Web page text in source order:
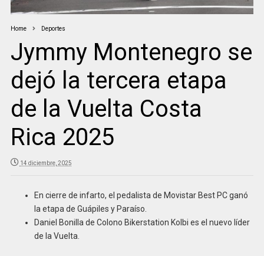
Home Deportes
Jymmy Montenegro se
dejó la tercera etapa
de la Vuelta Costa
Rica 2025
14 diciembre, 2025
En cierre de infarto, el pedalista de Movistar Best PC ganó
la etapa de Guápiles y Paraíso.
Daniel Bonilla de Colono Bikerstation Kolbi es el nuevo líder
de la Vuelta.